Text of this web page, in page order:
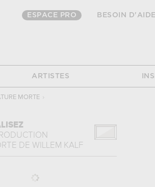
ESPACE PRO BESOIN
ARTISTES
MORTE ›
DE WILLEM KALF